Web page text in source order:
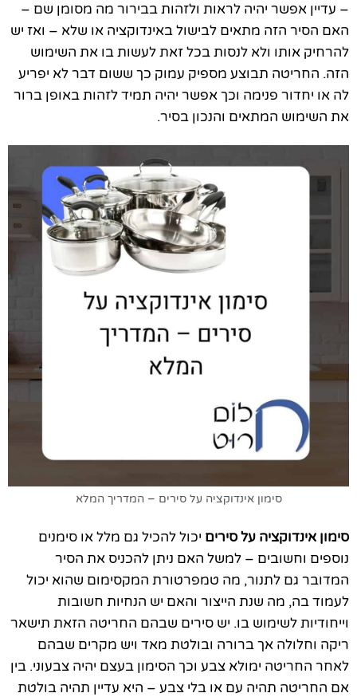
– עדיין אפשר יהיה לראות ולזהות בבירור מה מסומן שם –
האם הסיר הזה מתאים לבישול באינדוקציה או שלא – ואז יש
להרחיק אותו ולא לנסות בכל זאת לעשות בו את השימוש
הזה. החריטה תבוצע מספיק עמוק כך ששום דבר לא יפריע
לה או יחדור פנימה וכך אפשר יהיה תמיד לזהות באופן ברור
את השימוש המתאים והנכון בסיר.
סימון אינדוקציה על סירים – המדריך המלא
סימון אינדוקציה על סירים יכול להכיל גם מלל או סימנים
נוספים וחשובים – למשל האם ניתן להכניס את הסיר
המדובר גם לתנור, מה טמפרטורת המקסימום שהוא יכול
לעמוד בה, מה שנת הייצור והאם יש הנחיות חשובות
וייחודיות לשימוש בו. יש סירים שבהם החריטה הזאת תישאר
ריקה וחלולה אך ברורה ובולטת מאד ויש מקרים שבהם
לאחר החריטה ימולא צבע וכך הסימון בעצם יהיה צבעוני. בין
אם החריטה תהיה עם או בלי צבע – היא עדיין תהיה בולטת